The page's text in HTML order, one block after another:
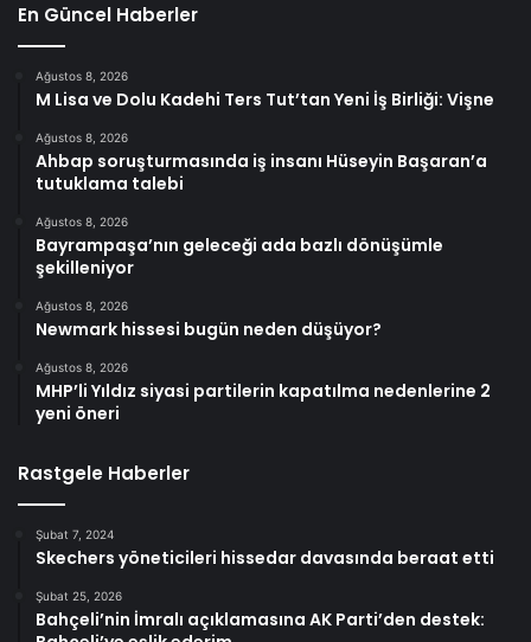
En Güncel Haberler
Ağustos 8, 2026
M Lisa ve Dolu Kadehi Ters Tut’tan Yeni İş Birliği: Vişne
Ağustos 8, 2026
Ahbap soruşturmasında iş insanı Hüseyin Başaran’a
tutuklama talebi
Ağustos 8, 2026
Bayrampaşa’nın geleceği ada bazlı dönüşümle
şekilleniyor
Ağustos 8, 2026
Newmark hissesi bugün neden düşüyor?
Ağustos 8, 2026
MHP’li Yıldız siyasi partilerin kapatılma nedenlerine 2
yeni öneri
Rastgele Haberler
Şubat 7, 2024
Skechers yöneticileri hissedar davasında beraat etti
Şubat 25, 2026
Bahçeli’nin İmralı açıklamasına AK Parti’den destek: